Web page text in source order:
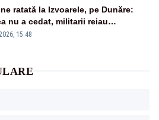
ratată la Izvoarele, pe Dunăre:
nu a cedat, militarii reiau
luni – VIDEO
15:48